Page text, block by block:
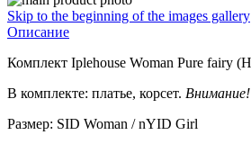
Skip to the beginning of the images gallery
Описание
Комплект Iplehouse Woman Pure fairy
В комплекте: платье, корсет.
Размер: SID Woman / nYID Girl